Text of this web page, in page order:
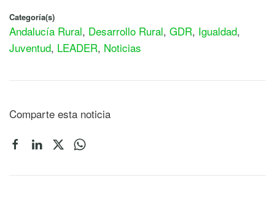
Categoría(s)
Andalucía Rural, Desarrollo Rural, GDR, Igualdad,
Juventud, LEADER, Noticias
Comparte esta noticia